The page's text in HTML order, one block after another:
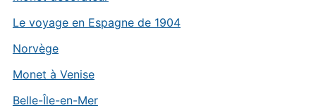
Le voyage en Espagne de 1904
Norvège
Monet à Venise
Belle-Île-en-Mer